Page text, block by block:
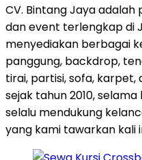
CV. Bintang Jaya
dan event terlengkap di
menyediakan berbagai
panggung, backdrop,
tirai, partisi, sofa, karpet,
sejak tahun 2010,
selalu mendukung
yang kami tawarkan kali